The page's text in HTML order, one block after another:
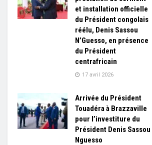
et installation officielle
du Président congolais
réélu, Denis Sassou
N’Guesso, en présence
du Président
centrafricain
17 avril 2026
Arrivée du Président
Touadéra à Brazzaville
pour l’investiture du
Président Denis Sassou
Nguesso